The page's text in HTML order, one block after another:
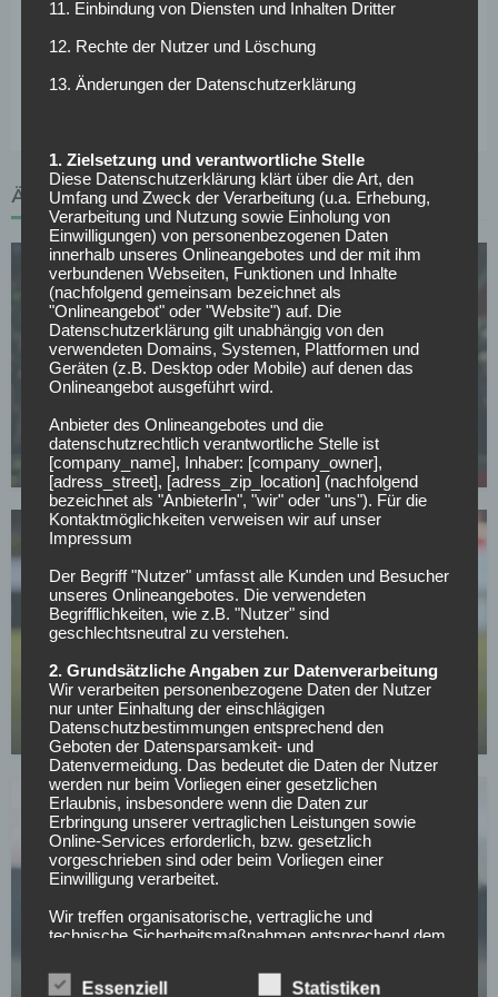
Tasci noch aus gemeinsamen Zeiten beim VfB Stuttgart.
Letztendlich hat der ehemalige deutsche Nationalspieler
wohl bei beiden Klubs.
ÄHNLICHE ARTIKEL
SV WERDER BREMEN
Hindernis steht dem Comeback im Weg
01.05.2026
BUNDESLIGA
Wer kann sich am Wochenende aus dem
Abstiegskampf retten?
01.05.2026
SV WERDER BREMEN
Werder Bremens Top-Spieler will bleiben:
Kaufoption aber noch zu hoch
11. Einbindung von Diensten und Inhalten Dritter
12. Rechte der Nutzer und Löschung
13. Änderungen der Datenschutzerklärung
1. Zielsetzung und verantwortliche Stelle
Diese Datenschutzerklärung klärt über die Art, den
Umfang und Zweck der Verarbeitung (u.a. Erhebung,
Verarbeitung und Nutzung sowie Einholung von
Einwilligungen) von personenbezogenen Daten
innerhalb unseres Onlineangebotes und der mit ihm
verbundenen Webseiten, Funktionen und Inhalte
(nachfolgend gemeinsam bezeichnet als
"Onlineangebot" oder "Website") auf. Die
Datenschutzerklärung gilt unabhängig von den
verwendeten Domains, Systemen, Plattformen und
Geräten (z.B. Desktop oder Mobile) auf denen das
Onlineangebot ausgeführt wird.
Anbieter des Onlineangebotes und die
datenschutzrechtlich verantwortliche Stelle ist
[company_name], Inhaber: [company_owner],
[adress_street], [adress_zip_location] (nachfolgend
bezeichnet als "AnbieterIn", "wir" oder "uns"). Für die
Kontaktmöglichkeiten verweisen wir auf unser
Impressum
Der Begriff "Nutzer" umfasst alle Kunden und Besucher
unseres Onlineangebotes. Die verwendeten
Begrifflichkeiten, wie z.B. "Nutzer" sind
geschlechtsneutral zu verstehen.
2. Grundsätzliche Angaben zur Datenverarbeitung
Wir verarbeiten personenbezogene Daten der Nutzer
nur unter Einhaltung der einschlägigen
Datenschutzbestimmungen entsprechend den
Geboten der Datensparsamkeit- und
Datenvermeidung. Das bedeutet die Daten der Nutzer
werden nur beim Vorliegen einer gesetzlichen
Erlaubnis, insbesondere wenn die Daten zur
Erbringung unserer vertraglichen Leistungen sowie
Online-Services erforderlich, bzw. gesetzlich
vorgeschrieben sind oder beim Vorliegen einer
Einwilligung verarbeitet.
Wir treffen organisatorische, vertragliche und
technische Sicherheitsmaßnahmen entsprechend dem
Vorschriften der Datenschutzgesetze eingehalten
werden und um damit die durch uns verarbeiteten
Essenziell Statistiken